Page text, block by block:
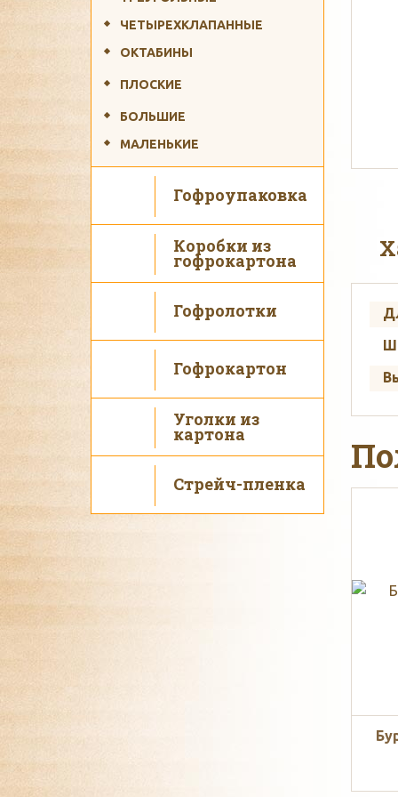
ЧЕТЫРЕХКЛАПАННЫЕ
ОКТАБИНЫ
ПЛОСКИЕ
БОЛЬШИЕ
МАЛЕНЬКИЕ
Гофроупаковка
Коробки из
гофрокартона
Гофролотки
Гофрокартон
Уголки из
картона
Стрейч-пленка